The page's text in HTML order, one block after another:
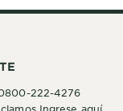
222-4276